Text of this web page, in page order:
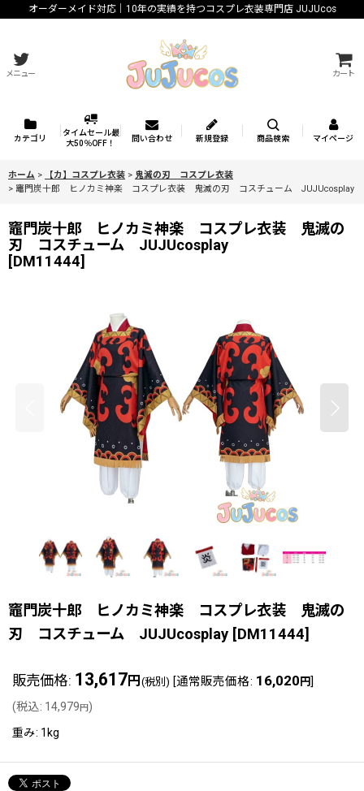
オーダーメイド対応｜10年の実績を持つコスプレ衣装専門店 JUJUcos
メニュー カート
カテゴリ
タイムセール最
大50％OFF！
問い合わせ 新規登録 商品検索 マイページ
ホーム > 【カ】コスプレ衣装 > 鬼滅の刃 コスプレ衣装
> 竈門炭十郎 ヒノカミ神楽 コスプレ衣装 鬼滅の刃 コスチューム JUJUcosplay
竈門炭十郎 ヒノカミ神楽 コスプレ衣装 鬼滅の
刃 コスチューム JUJUcosplay
[DM11444]
竈門炭十郎 ヒノカミ神楽 コスプレ衣装 鬼滅の
刃 コスチューム JUJUcosplay [DM11444]
販売価格: 13,617円 (税別) [通常販売価格: 16,020 円]
(税込: 14,979円)
重み: 1kg